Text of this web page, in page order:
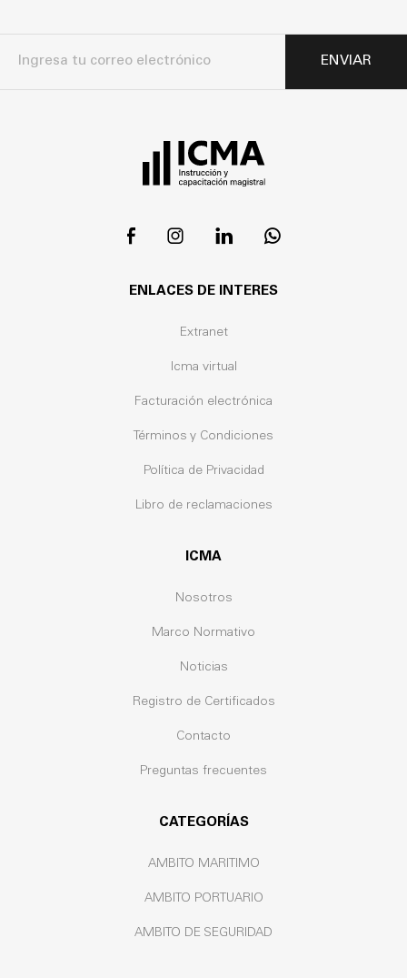
ENVIAR
ENLACES DE INTERES
Extranet
Icma virtual
Facturación electrónica
Términos y Condiciones
Política de Privacidad
Libro de reclamaciones
ICMA
Nosotros
Marco Normativo
Noticias
Registro de Certificados
Contacto
Preguntas frecuentes
CATEGORÍAS
AMBITO MARITIMO
AMBITO PORTUARIO
AMBITO DE SEGURIDAD